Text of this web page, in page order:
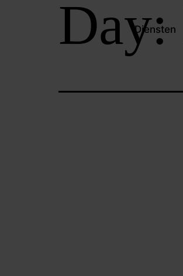
Diensten
Day: